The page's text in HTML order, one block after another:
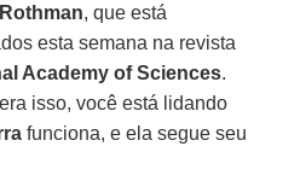
Rothman, que está
esta semana na revista
Academy of Sciences.
isso, você está lidando
funciona, e ela segue seu